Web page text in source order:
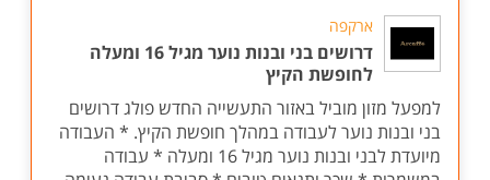
ארקפה
דרושים בני ובנות נוער מגיל 16 ומעלה
לחופשת הקיץ
למפעל מזון מוביל באזור התעשייה החדש פולג דרושים
בני ובנות נוער לעבודה במהלך חופשת הקיץ. * העבודה
מיועדת לבני ובנות נוער מגיל 16 ומעלה * עבודה